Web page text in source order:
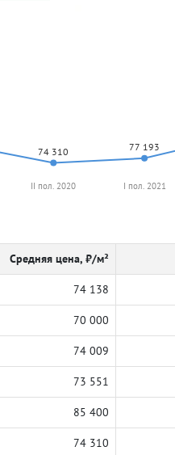
74 310
77 193
II пол. 2020 I пол. 2021
Средняя цена, ₽/м²
74 138
70 000
74 009
73 551
85 400
74 310